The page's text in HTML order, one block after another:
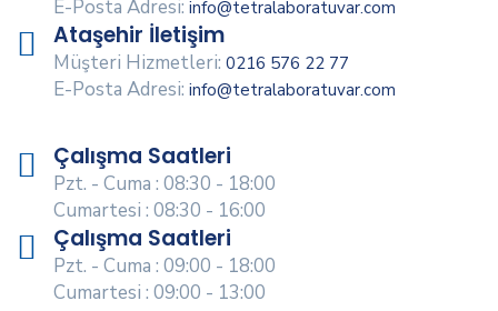
E-Posta Adresi: info@tetralaboratuvar.com
Ataşehir İletişim
Müşteri Hizmetleri: 0216 576 22 77
E-Posta Adresi: info@tetralaboratuvar.com
Çalışma Saatleri
Pzt. - Cuma : 08:30 - 18:00
Cumartesi : 08:30 - 16:00
Çalışma Saatleri
Pzt. - Cuma : 09:00 - 18:00
Cumartesi : 09:00 - 13:00